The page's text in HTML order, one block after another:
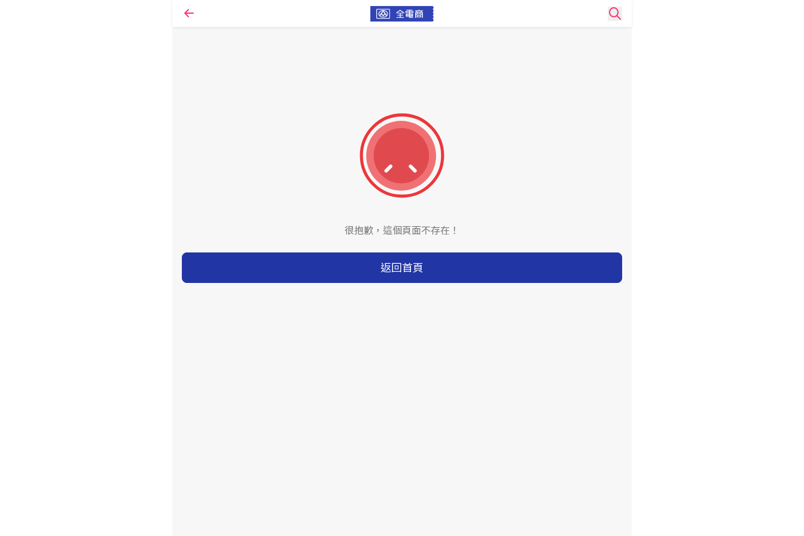
很抱歉，這個頁面不存在！
返回首頁